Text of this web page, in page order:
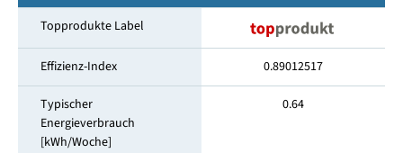
Topprodukte Label
Effizienz-Index 0.89012517
Typischer
Energieverbrauch
[kWh/Woche]
0.64